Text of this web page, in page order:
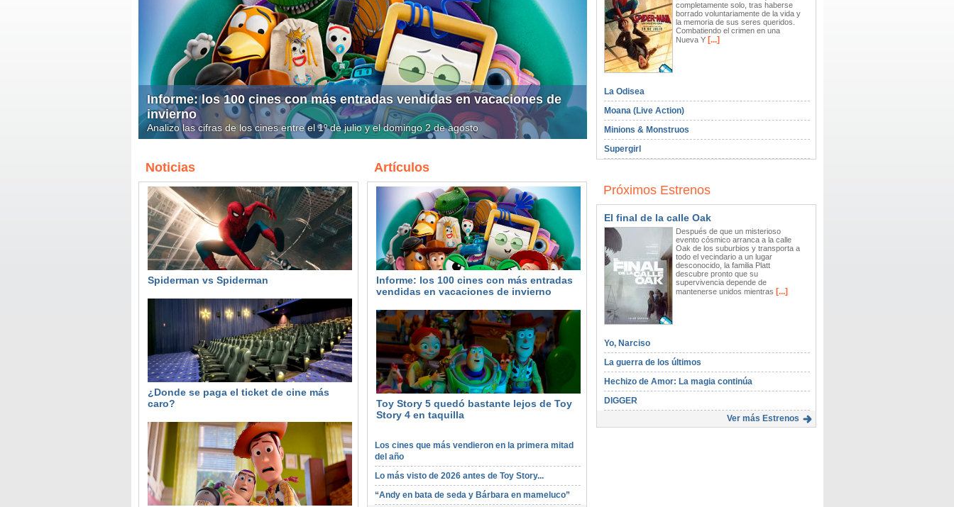
Informe: los 100 cines con más entradas vendidas en vacaciones de
invierno
Analizo las cifras de los cines entre el 1º de julio y el domingo 2 de agosto
Noticias
Spiderman vs Spiderman
¿Donde se paga el ticket de cine más
caro?
Artículos
Informe: los 100 cines con más entradas
vendidas en vacaciones de invierno
Toy Story 5 quedó bastante lejos de Toy
Story 4 en taquilla
Los cines que más vendieron en la primera mitad
del año
Lo más visto de 2026 antes de Toy Story...
“Andy en bata de seda y Bárbara en mameluco”
completamente solo, tras haberse
borrado voluntariamente de la vida y
la memoria de sus seres queridos.
Combatiendo el crimen en una
Nueva Y[...]
La Odisea
Moana (Live Action)
Minions & Monstruos
Supergirl
Próximos Estrenos
El final de la calle Oak
Después de que un misterioso
evento cósmico arranca a la calle
Oak de los suburbios y transporta a
todo el vecindario a un lugar
desconocido, la familia Platt
descubre pronto que su
supervivencia depende de
mantenerse unidos mientras [...]
Yo, Narciso
La guerra de los últimos
Hechizo de Amor: La magia continúa
DIGGER
Ver más Estrenos